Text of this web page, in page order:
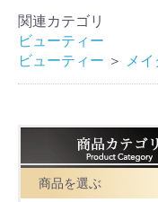
関連カテゴリ
ビューティー
ビューティー ＞ メ
商品を選ぶ